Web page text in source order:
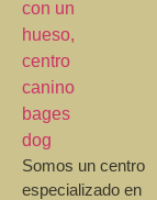
Somos un centro
especializado en